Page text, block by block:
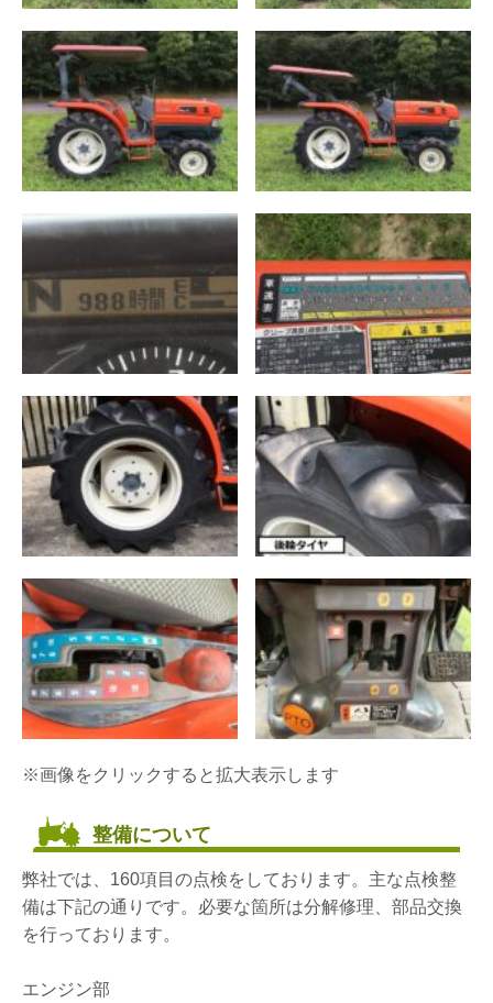
※画像をクリックすると拡大表示します
整備について
弊社では、160項目の点検をしております。主な点検整
備は下記の通りです。必要な箇所は分解修理、部品交換
を行っております。
エンジン部